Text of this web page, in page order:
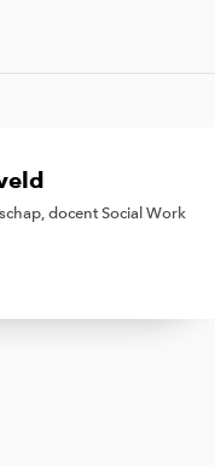
docent Social Work